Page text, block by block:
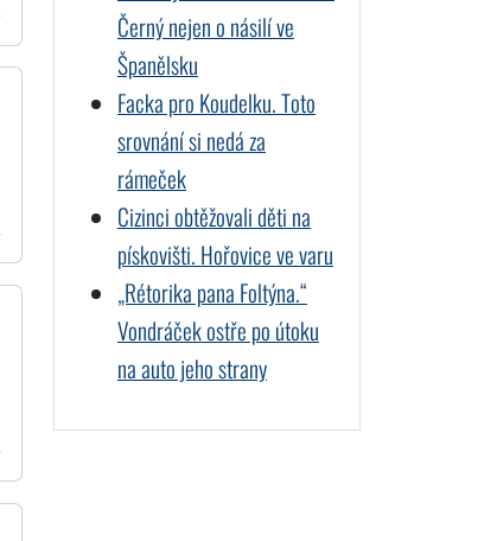
Černý nejen o násilí ve
Španělsku
Facka pro Koudelku. Toto
srovnání si nedá za
rámeček
Cizinci obtěžovali děti na
pískovišti. Hořovice ve varu
„Rétorika pana Foltýna.“
Vondráček ostře po útoku
na auto jeho strany